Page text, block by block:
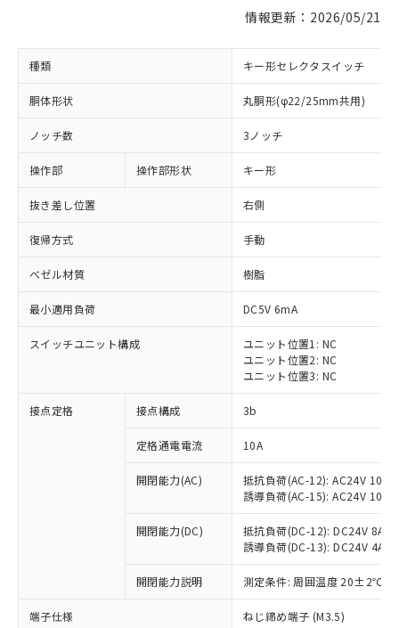
情報更新：2026/05/21
種類 キー形セレクタスイッチ
胴体形状 丸胴形(φ22/25mm共用)
ノッチ数 3ノッチ
操作部 操作部形状 キー形
抜き差し位置 右側
復帰方式 手動
ベゼル材質 樹脂
最小適用負荷 DC5V 6mA
スイッチユニット構成
ユニット位置1: NC
ユニット位置2: NC
ユニット位置3: NC
接点定格 接点構成 3b
定格通電電流 10A
開閉能力(AC)
抵抗負荷(AC-12): AC24V 10A/
誘導負荷(AC-15): AC24V
開閉能力(DC)
抵抗負荷(DC-12): DC24V 8A/
誘導負荷(DC-13): DC24V 4A/
開閉能力説明 測定条件: 周囲温度 20±2℃、
端子仕様 ねじ締め端子 (M3.5)
ご利用条件
対応済み：EU RoHS指令（10物質）の
非含有に対応した製品が提供可能な商品で
対応予定：EU RoHS指令（10物質）の非含
有に対応した製品に切り替える予定のある
対応予定なし：EU RoHS指令（10物質）の